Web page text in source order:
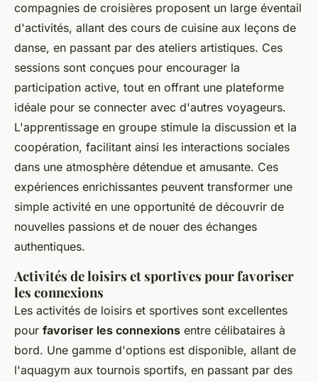
compagnies de croisières proposent un large éventail
d'activités, allant des cours de cuisine aux leçons de
danse, en passant par des ateliers artistiques. Ces
sessions sont conçues pour encourager la
participation active, tout en offrant une plateforme
idéale pour se connecter avec d'autres voyageurs.
L'apprentissage en groupe stimule la discussion et la
coopération, facilitant ainsi les interactions sociales
dans une atmosphère détendue et amusante. Ces
expériences enrichissantes peuvent transformer une
simple activité en une opportunité de découvrir de
nouvelles passions et de nouer des échanges
authentiques.
Activités de loisirs et sportives pour favoriser
les connexions
Les activités de loisirs et sportives sont excellentes
pour favoriser les connexions entre célibataires à
bord. Une gamme d'options est disponible, allant de
l'aquagym aux tournois sportifs, en passant par des